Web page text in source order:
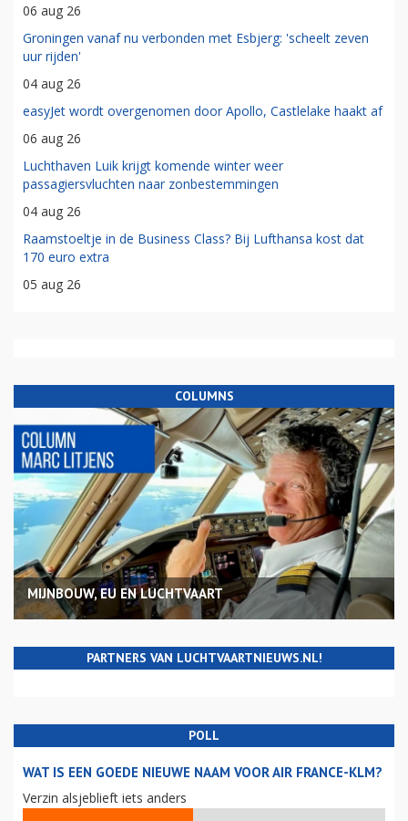
06 aug 26
Groningen vanaf nu verbonden met Esbjerg: 'scheelt zeven
uur rijden'
04 aug 26
easyJet wordt overgenomen door Apollo, Castlelake haakt af
06 aug 26
Luchthaven Luik krijgt komende winter weer
passagiersvluchten naar zonbestemmingen
04 aug 26
Raamstoeltje in de Business Class? Bij Lufthansa kost dat
170 euro extra
05 aug 26
COLUMNS
MIJNBOUW, EU EN LUCHTVAART
PARTNERS VAN LUCHTVAARTNIEUWS.NL!
POLL
WAT IS EEN GOEDE NIEUWE NAAM VOOR AIR FRANCE-KLM?
Verzin alsjeblieft iets anders